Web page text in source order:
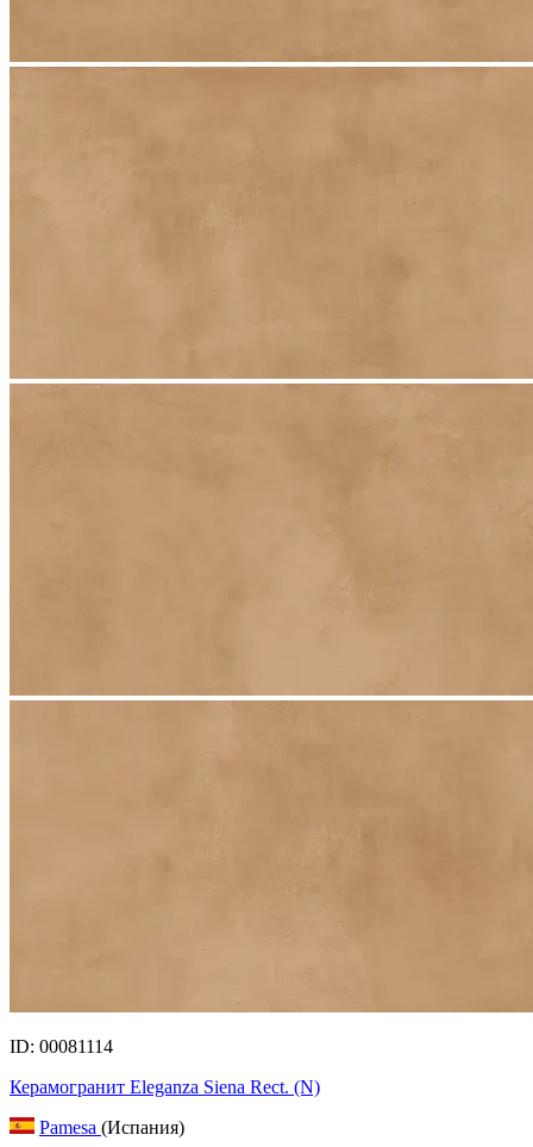
ID: 00081114
Керамогранит Eleganza Siena Rect. (N)
Pamesa (Испания)